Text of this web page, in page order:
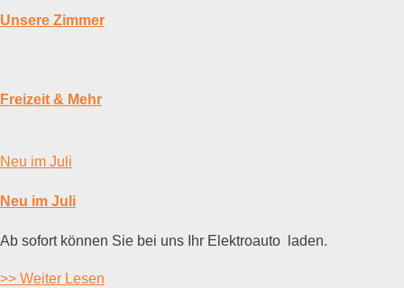
Unsere Zimmer
Freizeit & Mehr
Neu im Juli
Neu im Juli
Ab sofort können Sie bei uns Ihr Elektroauto laden.
>> Weiter Lesen